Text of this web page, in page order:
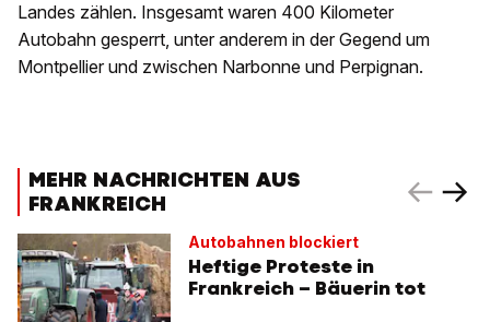
Landes zählen. Insgesamt waren 400 Kilometer
Autobahn gesperrt, unter anderem in der Gegend um
Montpellier und zwischen Narbonne und Perpignan.
MEHR NACHRICHTEN AUS
FRANKREICH
Autobahnen blockiert
Heftige Proteste in
Frankreich – Bäuerin tot